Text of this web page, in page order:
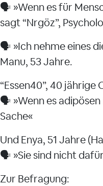
🗣️ »Wenn es für
sagt “Nrgöz”,
🗣️ »Ich nehme eines
Manu, 53 Jahre.
“Essen40”, 40
🗣️ »Wenn es
Sache«
Und Enya, 51 Jahre
🗣️ »Sie sind nicht
Zur Befragung: